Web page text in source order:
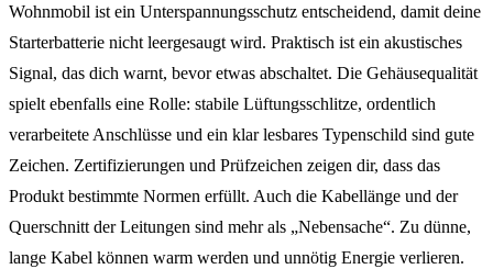
Wohnmobil ist ein Unterspannungsschutz entscheidend, damit deine
Starterbatterie nicht leergesaugt wird. Praktisch ist ein akustisches
Signal, das dich warnt, bevor etwas abschaltet. Die Gehäusequalität
spielt ebenfalls eine Rolle: stabile Lüftungsschlitze, ordentlich
verarbeitete Anschlüsse und ein klar lesbares Typenschild sind gute
Zeichen. Zertifizierungen und Prüfzeichen zeigen dir, dass das
Produkt bestimmte Normen erfüllt. Auch die Kabellänge und der
Querschnitt der Leitungen sind mehr als „Nebensache“. Zu dünne,
lange Kabel können warm werden und unnötig Energie verlieren.